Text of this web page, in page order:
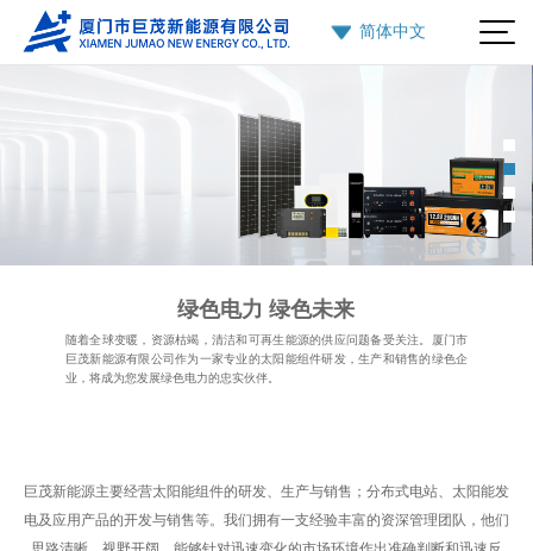
绿色电力 绿色未来
随着全球变暖，资源枯竭，清洁和可再生能源的供应问题备受关注。厦门市
巨茂新能源有限公司作为一家专业的太阳能组件研发，生产和销售的绿色企
业，将成为您发展绿色电力的忠实伙伴。
巨茂新能源主要经营太阳能组件的研发、生产与销售；分布式电站、太阳能发
电及应用产品的开发与销售等。我们拥有一支经验丰富的资深管理团队，他们